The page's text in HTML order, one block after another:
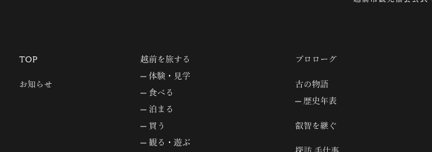
TOP
お知らせ
越前を旅する
体験・見学
食べる
泊まる
買う
観る・遊ぶ
プロローグ
古の物語
歴史年表
叡智を継ぐ